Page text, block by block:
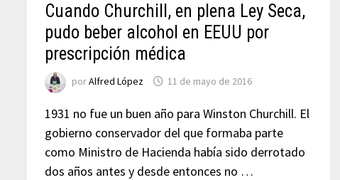
Cuando Churchill, en plena Ley Seca,
pudo beber alcohol en EEUU por
prescripción médica
porAlfred López 11 de mayo de 2016
1931 no fue un buen año para Winston Churchill. El
gobierno conservador del que formaba parte
como Ministro de Hacienda había sido derrotado
dos años antes y desde entonces no …